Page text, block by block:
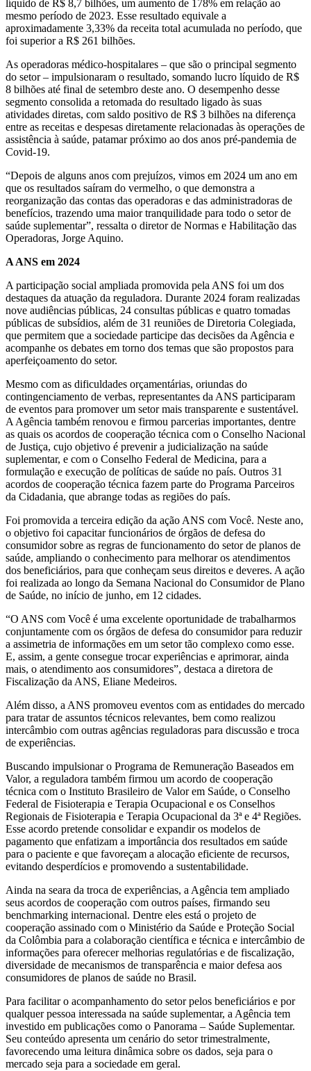
líquido de R$ 8,7 bilhões, um aumento de 178% em relação ao
mesmo período de 2023. Esse resultado equivale a
aproximadamente 3,33% da receita total acumulada no período, que
foi superior a R$ 261 bilhões.
As operadoras médico-hospitalares – que são o principal segmento
do setor – impulsionaram o resultado, somando lucro líquido de R$
8 bilhões até final de setembro deste ano. O desempenho desse
segmento consolida a retomada do resultado ligado às suas
atividades diretas, com saldo positivo de R$ 3 bilhões na diferença
entre as receitas e despesas diretamente relacionadas às operações de
assistência à saúde, patamar próximo ao dos anos pré-pandemia de
Covid-19.
“Depois de alguns anos com prejuízos, vimos em 2024 um ano em
que os resultados saíram do vermelho, o que demonstra a
reorganização das contas das operadoras e das administradoras de
benefícios, trazendo uma maior tranquilidade para todo o setor de
saúde suplementar”, ressalta o diretor de Normas e Habilitação das
Operadoras, Jorge Aquino.
A ANS em 2024
A participação social ampliada promovida pela ANS foi um dos
destaques da atuação da reguladora. Durante 2024 foram realizadas
nove audiências públicas, 24 consultas públicas e quatro tomadas
públicas de subsídios, além de 31 reuniões de Diretoria Colegiada,
que permitem que a sociedade participe das decisões da Agência e
acompanhe os debates em torno dos temas que são propostos para
aperfeiçoamento do setor.
Mesmo com as dificuldades orçamentárias, oriundas do
contingenciamento de verbas, representantes da ANS participaram
de eventos para promover um setor mais transparente e sustentável.
A Agência também renovou e firmou parcerias importantes, dentre
as quais os acordos de cooperação técnica com o Conselho Nacional
de Justiça, cujo objetivo é prevenir a judicialização na saúde
suplementar, e com o Conselho Federal de Medicina, para a
formulação e execução de políticas de saúde no país. Outros 31
acordos de cooperação técnica fazem parte do Programa Parceiros
da Cidadania, que abrange todas as regiões do país.
Foi promovida a terceira edição da ação ANS com Você. Neste ano,
o objetivo foi capacitar funcionários de órgãos de defesa do
consumidor sobre as regras de funcionamento do setor de planos de
saúde, ampliando o conhecimento para melhorar os atendimentos
dos beneficiários, para que conheçam seus direitos e deveres. A ação
foi realizada ao longo da Semana Nacional do Consumidor de Plano
de Saúde, no início de junho, em 12 cidades.
“O ANS com Você é uma excelente oportunidade de trabalharmos
conjuntamente com os órgãos de defesa do consumidor para reduzir
a assimetria de informações em um setor tão complexo como esse.
E, assim, a gente consegue trocar experiências e aprimorar, ainda
mais, o atendimento aos consumidores”, destaca a diretora de
Fiscalização da ANS, Eliane Medeiros.
Além disso, a ANS promoveu eventos com as entidades do mercado
para tratar de assuntos técnicos relevantes, bem como realizou
intercâmbio com outras agências reguladoras para discussão e troca
de experiências.
Buscando impulsionar o Programa de Remuneração Baseados em
Valor, a reguladora também firmou um acordo de cooperação
técnica com o Instituto Brasileiro de Valor em Saúde, o Conselho
Federal de Fisioterapia e Terapia Ocupacional e os Conselhos
Regionais de Fisioterapia e Terapia Ocupacional da 3ª e 4ª Regiões.
Esse acordo pretende consolidar e expandir os modelos de
pagamento que enfatizam a importância dos resultados em saúde
para o paciente e que favoreçam a alocação eficiente de recursos,
evitando desperdícios e promovendo a sustentabilidade.
Ainda na seara da troca de experiências, a Agência tem ampliado
seus acordos de cooperação com outros países, firmando seu
benchmarking internacional. Dentre eles está o projeto de
cooperação assinado com o Ministério da Saúde e Proteção Social
da Colômbia para a colaboração científica e técnica e intercâmbio de
informações para oferecer melhorias regulatórias e de fiscalização,
diversidade de mecanismos de transparência e maior defesa aos
consumidores de planos de saúde no Brasil.
Para facilitar o acompanhamento do setor pelos beneficiários e por
qualquer pessoa interessada na saúde suplementar, a Agência tem
investido em publicações como o Panorama – Saúde Suplementar.
Seu conteúdo apresenta um cenário do setor trimestralmente,
favorecendo uma leitura dinâmica sobre os dados, seja para o
mercado seja para a sociedade em geral.